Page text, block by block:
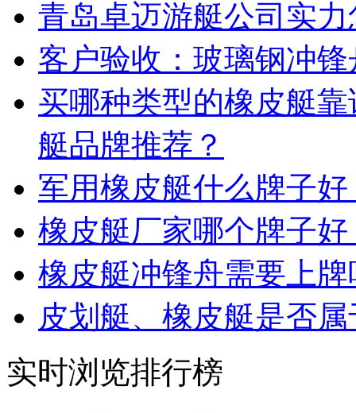
青岛卓迈游艇公司实
客户验收：玻璃钢冲
买哪种类型的橡皮艇
艇品牌推荐？
军用橡皮艇什么牌子好
橡皮艇厂家哪个牌子好
橡皮艇冲锋舟需要上牌
皮划艇、橡皮艇是否
实时浏览排行榜